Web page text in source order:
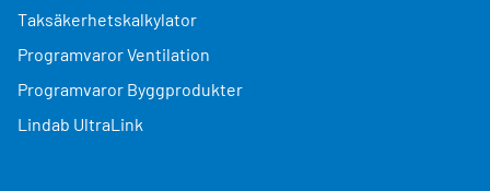
Taksäkerhetskalkylator
Programvaror Ventilation
Programvaror Byggprodukter
Lindab UltraLink